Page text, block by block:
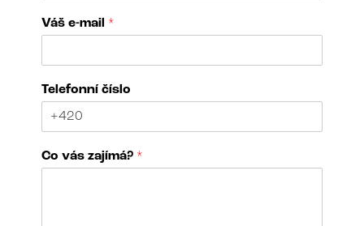
Váš e-mail *
V
á
*
Telefonní číslo
Co vás zajímá? *